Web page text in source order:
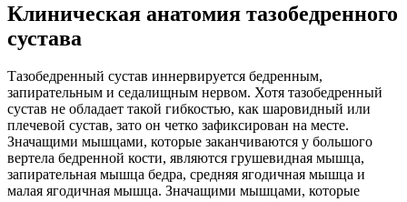
Клиническая анатомия тазобедренного
сустава
Тазобедренный сустав иннервируется бедренным,
запирательным и седалищным нервом. Хотя тазобедренный
сустав не обладает такой гибкостью, как шаровидный или
плечевой сустав, зато он четко зафиксирован на месте.
Значащими мышцами, которые заканчиваются у большого
вертела бедренной кости, являются грушевидная мышца,
запирательная мышца бедра, средняя ягодичная мышца и
малая ягодичная мышца. Значащими мышцами, которые